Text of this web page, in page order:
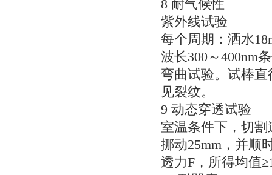
8耐气候性
紫外线试验
每个周期：洒水
波长300～400nm
弯曲试验。试棒
见裂纹。
9动态穿透试验
室温条件下，切
挪动25mm，并顺
透力F，所得均值